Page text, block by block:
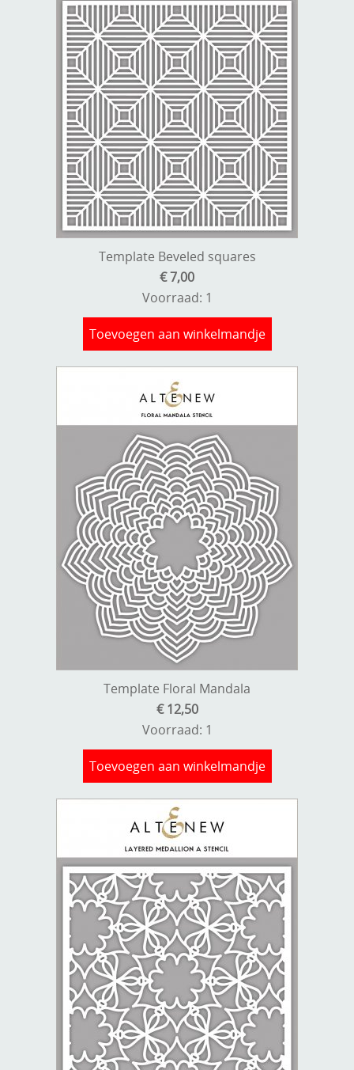
Template Beveled squares
€ 7,00
Voorraad: 1
Toevoegen aan winkelmandje
Template Floral Mandala
€ 12,50
Voorraad: 1
Toevoegen aan winkelmandje